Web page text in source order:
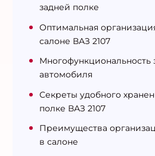
задней полке
Оптимальная
салоне ВАЗ 2107
Многофункциональность
автомобиля
Секреты удобного
полке ВАЗ 2107
Преимущества
в салоне